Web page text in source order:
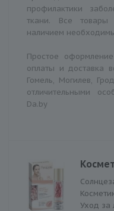
профилактики
ткани. Все
наличием
Простое
оплаты и доставка
Гомель, Могилев,
отличительными
Da.by
Уход за